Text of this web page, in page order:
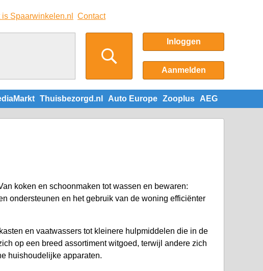
is Spaarwinkelen.nl Contact
Inloggen
Aanmelden
Thuisbezorgd.nl Auto Europe Zooplus AEG
koken en schoonmaken tot wassen en bewaren:
ondersteunen en het gebruik van de woning efficiënter
en vaatwassers tot kleinere hulpmiddelen die in de
op een breed assortiment witgoed, terwijl andere zich
huishoudelijke apparaten.